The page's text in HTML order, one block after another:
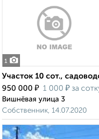
1
Участок 10 сот.,
950 000 ₽ 1 000 ₽ за
Вишнёвая улица 3
Собственник, 14.07.2020